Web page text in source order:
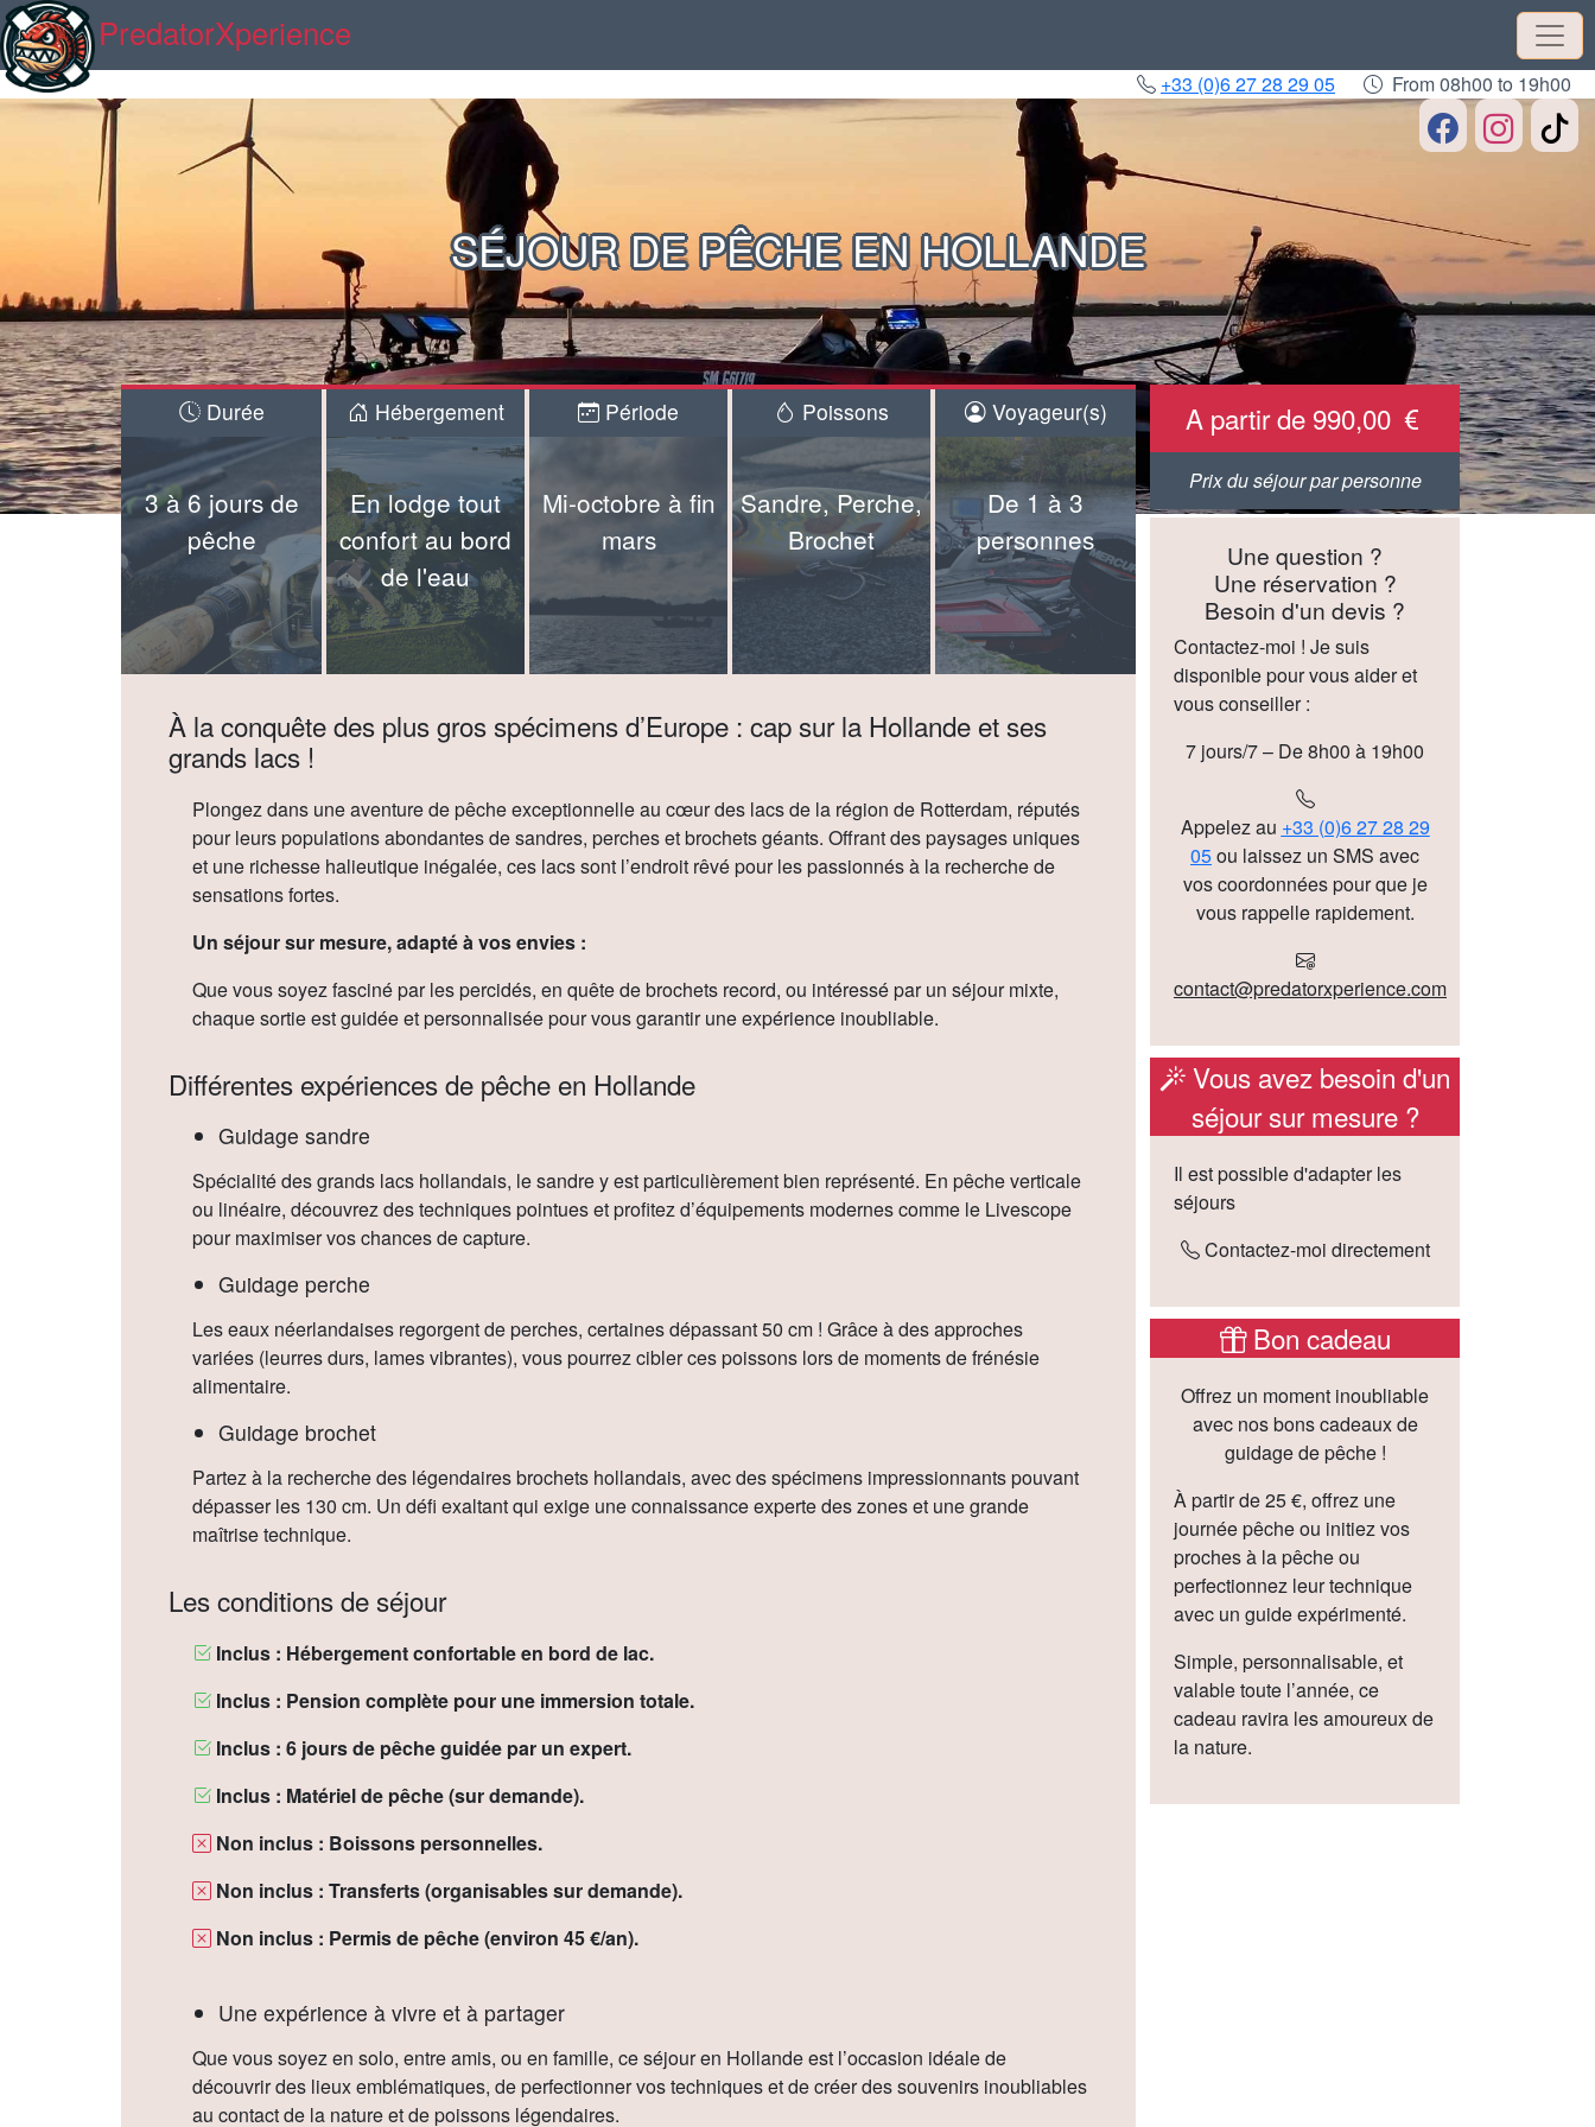
PredatorXperience
+33 (0)6 27 28 29 05 From 08h00 to 19h00
SÉJOUR DE PÊCHE EN HOLLANDE
Durée
3 à 6 jours de
pêche
Hébergement
En lodge tout
confort au bord
de l'eau
Période
Mi-octobre à fin
mars
Poissons
Sandre, Perche,
Brochet
Voyageur(s)
De 1 à 3
personnes
À la conquête des plus gros spécimens d’Europe : cap sur la Hollande et ses
grands lacs !
Plongez dans une aventure de pêche exceptionnelle au cœur des lacs de la région de Rotterdam, réputés
pour leurs populations abondantes de sandres, perches et brochets géants. Offrant des paysages uniques
et une richesse halieutique inégalée, ces lacs sont l’endroit rêvé pour les passionnés à la recherche de
sensations fortes.
Un séjour sur mesure, adapté à vos envies :
Que vous soyez fasciné par les percidés, en quête de brochets record, ou intéressé par un séjour mixte,
chaque sortie est guidée et personnalisée pour vous garantir une expérience inoubliable.
Différentes expériences de pêche en Hollande
Guidage sandre
Spécialité des grands lacs hollandais, le sandre y est particulièrement bien représenté. En pêche verticale
ou linéaire, découvrez des techniques pointues et profitez d’équipements modernes comme le Livescope
pour maximiser vos chances de capture.
Guidage perche
Les eaux néerlandaises regorgent de perches, certaines dépassant 50 cm ! Grâce à des approches
variées (leurres durs, lames vibrantes), vous pourrez cibler ces poissons lors de moments de frénésie
alimentaire.
Guidage brochet
Partez à la recherche des légendaires brochets hollandais, avec des spécimens impressionnants pouvant
dépasser les 130 cm. Un défi exaltant qui exige une connaissance experte des zones et une grande
maîtrise technique.
Les conditions de séjour
Inclus : Hébergement confortable en bord de lac.
Inclus : Pension complète pour une immersion totale.
Inclus : 6 jours de pêche guidée par un expert.
Inclus : Matériel de pêche (sur demande).
Non inclus : Boissons personnelles.
Non inclus : Transferts (organisables sur demande).
Non inclus : Permis de pêche (environ 45 €/an).
Une expérience à vivre et à partager
Que vous soyez en solo, entre amis, ou en famille, ce séjour en Hollande est l’occasion idéale de
découvrir des lieux emblématiques, de perfectionner vos techniques et de créer des souvenirs inoubliables
au contact de la nature et de poissons légendaires.
A partir de 990,00
Prix du séjour par personne
Une question ?
Une réservation ?
Besoin d'un devis ?
Contactez-moi ! Je suis
disponible pour vous aider et
vous conseiller :
7 jours/7 – De 8h00 à 19h00
Appelez au +33 (0)6 27 28 29
05ou laissez un SMS avec
vos coordonnées pour que je
vous rappelle rapidement.
contact@predatorxperience.com
Vous avez besoin d'un
séjour sur mesure ?
Il est possible d'adapter les
séjours
Contactez-moi directement
Bon cadeau
Offrez un moment inoubliable
avec nos bons cadeaux de
guidage de pêche !
À partir de 25 €, offrez une
journée pêche ou initiez vos
proches à la pêche ou
perfectionnez leur technique
avec un guide expérimenté.
Simple, personnalisable, et
valable toute l’année, ce
cadeau ravira les amoureux de
la nature.